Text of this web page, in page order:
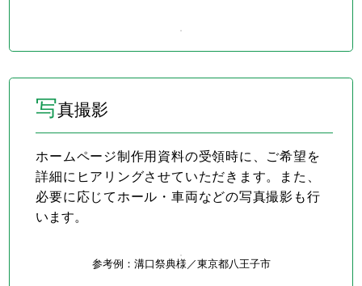
写真撮影
ホームページ制作用資料の受領時に、ご希望を
詳細にヒアリングさせていただきます。また、
必要に応じてホール・車両などの写真撮影も行
います。
参考例：溝口祭典様／東京都八王子市